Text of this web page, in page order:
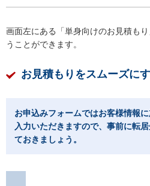
画面左にある「単身向けのお見積も
うことができます。
お見積もりをスムーズに
お申込みフォームではお客様情報
入力いただきますので、事前に転
ておきましょう。